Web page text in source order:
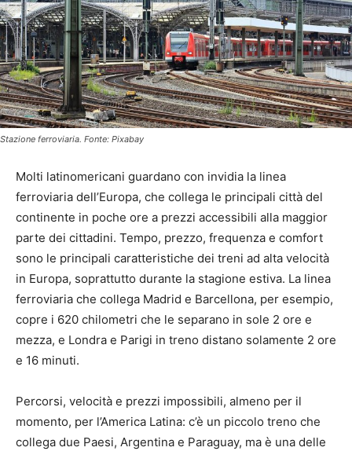
Stazione ferroviaria. Fonte: Pixabay
Molti latinomericani guardano con invidia la linea
ferroviaria dell’Europa, che collega le principali città del
continente in poche ore a prezzi accessibili alla maggior
parte dei cittadini. Tempo, prezzo, frequenza e comfort
sono le principali caratteristiche dei treni ad alta velocità
in Europa, soprattutto durante la stagione estiva. La linea
ferroviaria che collega Madrid e Barcellona, per esempio,
copre i 620 chilometri che le separano in sole 2 ore e
mezza, e Londra e Parigi in treno distano solamente 2 ore
e 16 minuti.
Percorsi, velocità e prezzi impossibili, almeno per il
momento, per l’America Latina: c’è un piccolo treno che
collega due Paesi, Argentina e Paraguay, ma è una delle